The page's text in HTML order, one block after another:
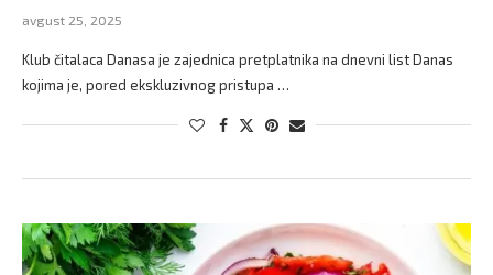
avgust 25, 2025
Klub čitalaca Danasa je zajednica pretplatnika na dnevni list Danas
kojima je, pored ekskluzivnog pristupa …